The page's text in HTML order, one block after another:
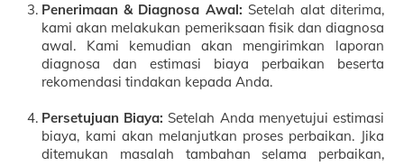
Penerimaan & Diagnosa Awal: Setelah alat diterima,
kami akan melakukan pemeriksaan fisik dan diagnosa
awal. Kami kemudian akan mengirimkan laporan
diagnosa dan estimasi biaya perbaikan beserta
rekomendasi tindakan kepada Anda.
Persetujuan Biaya: Setelah Anda menyetujui estimasi
biaya, kami akan melanjutkan proses perbaikan. Jika
ditemukan masalah tambahan selama perbaikan,